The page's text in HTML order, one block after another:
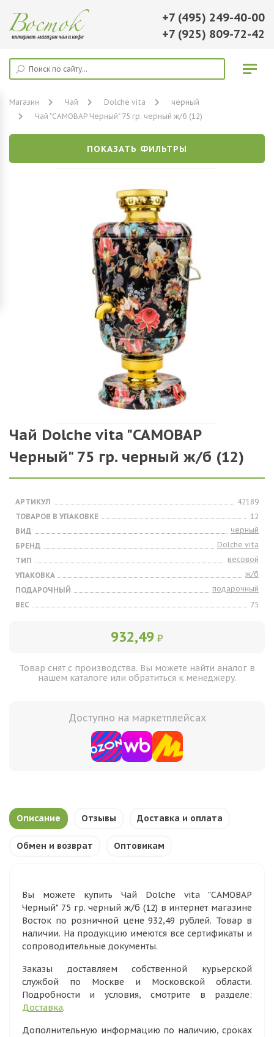
+7 (495) 249-40-00
+7 (925) 809-72-42
Магазин Чай Dolche vita
черный
Чай "САМОВАР Черный" 75 гр. черный ж/б (12)
ПОКАЗАТЬ ФИЛЬТРЫ
Чай Dolche vita "САМОВАР
Черный" 75 гр. черный ж/б (12)
АРТИКУЛ
42189
ТОВАРОВ В УПАКОВКЕ
12
ВИД
черный
БРЕНД
Dolche vita
ТИП
весовой
УПАКОВКА
ж/б
ПОДАРОЧНЫЙ
подарочный
ВЕС
75
932,49 ₽
Товар снят с производства. Вы можете найти аналог в
нашем каталоге или обратиться к менеджеру.
Доступно на маркетплейсах
Описание Отзывы Доставка и оплата
Обмен и возврат Оптовикам
Вы можете купить Чай Dolche vita "САМОВАР
Черный" 75 гр. черный ж/б (12) в интернет магазине
Восток по розничной цене 932,49 рублей. Товар в
наличии. На продукцию имеются все сертификаты и
сопроводительные документы.
Заказы доставляем собственной курьерской
службой по Москве и Московской области.
Подробности и условия, смотрите в разделе:
Доставка.
Дополнительную информацию по наличию, сроках